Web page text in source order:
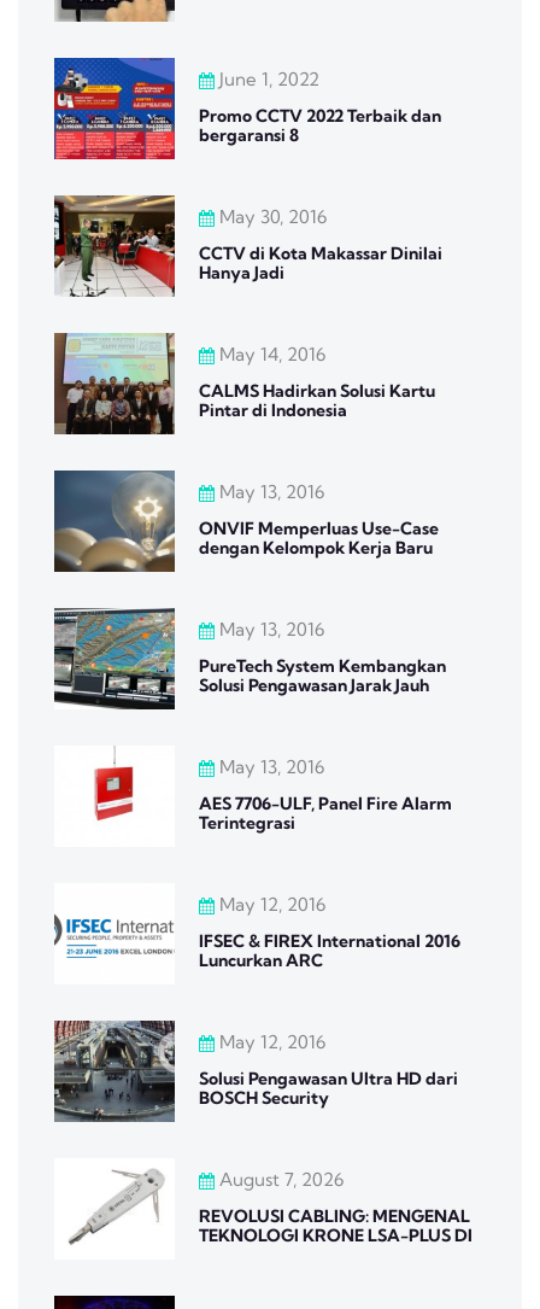
June 1, 2022
Promo CCTV 2022 Terbaik dan
bergaransi 8
May 30, 2016
CCTV di Kota Makassar Dinilai
Hanya Jadi
May 14, 2016
CALMS Hadirkan Solusi Kartu
Pintar di Indonesia
May 13, 2016
ONVIF Memperluas Use-Case
dengan Kelompok Kerja Baru
May 13, 2016
PureTech System Kembangkan
Solusi Pengawasan Jarak Jauh
May 13, 2016
AES 7706-ULF, Panel Fire Alarm
Terintegrasi
May 12, 2016
IFSEC & FIREX International 2016
Luncurkan ARC
May 12, 2016
Solusi Pengawasan Ultra HD dari
BOSCH Security
August 7, 2026
REVOLUSI CABLING: MENGENAL
TEKNOLOGI KRONE LSA-PLUS DI